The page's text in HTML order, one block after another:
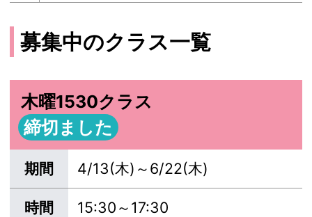
募集中のクラス一覧
木曜1530クラス
締切ました
期間 4/13(木)～6/22(木)
時間 15:30～17:30